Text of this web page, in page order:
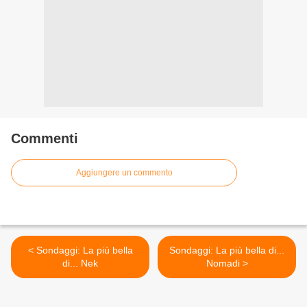
Commenti
Aggiungere un commento
< Sondaggi: La più bella
di... Nek
Sondaggi: La più bella di...
Nomadi >